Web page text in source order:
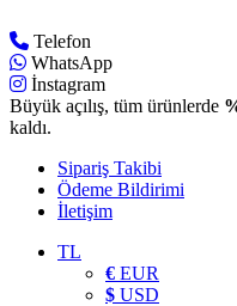
Telefon
WhatsApp
İnstagram
Büyük açılış, tüm ürünlerde
kaldı.
Sipariş Takibi
Ödeme Bildirimi
İletişim
TL
€ EUR
$ USD